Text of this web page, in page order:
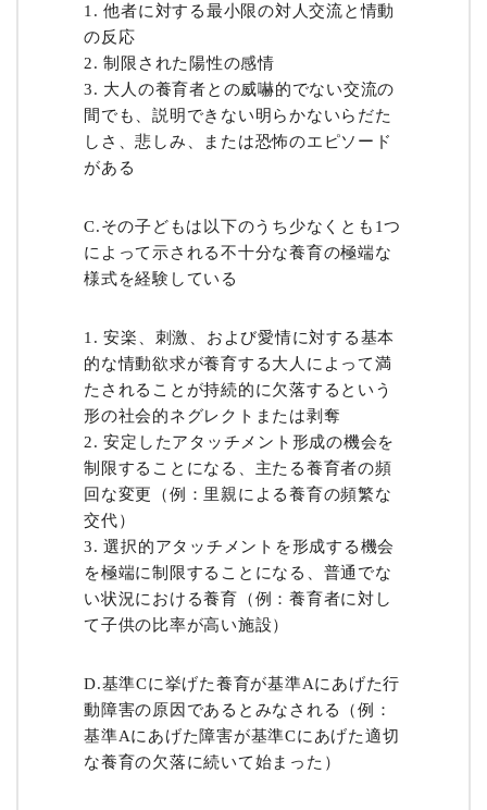
他者に対する最小限の対人交流と情動
の反応
制限された陽性の感情
大人の養育者との威嚇的でない交流の
間でも、説明できない明らかないらだた
しさ、悲しみ、または恐怖のエピソード
がある
C.その子どもは以下のうち少なくとも1つ
によって示される不十分な養育の極端な
様式を経験している
安楽、刺激、および愛情に対する基本
的な情動欲求が養育する大人によって満
たされることが持続的に欠落するという
形の社会的ネグレクトまたは剥奪
安定したアタッチメント形成の機会を
制限することになる、主たる養育者の頻
回な変更（例：里親による養育の頻繁な
交代）
選択的アタッチメントを形成する機会
を極端に制限することになる、普通でな
い状況における養育（例：養育者に対し
て子供の比率が高い施設）
D.基準Cに挙げた養育が基準Aにあげた行
動障害の原因であるとみなされる（例：
基準Aにあげた障害が基準Cにあげた適切
な養育の欠落に続いて始まった）